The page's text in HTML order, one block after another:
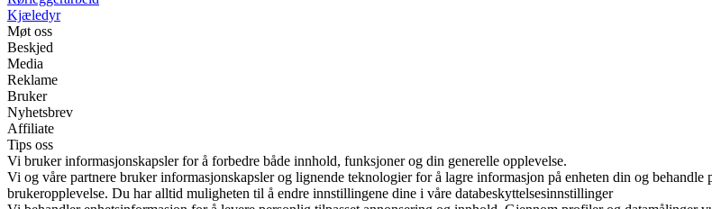
Kjæledyr
Møt oss
Beskjed
Media
Reklame
Bruker
Nyhetsbrev
Affiliate
Tips oss
Vi bruker informasjonskapsler for å forbedre både innhold, funksjoner og din generelle opplevelse.
Vi og våre partnere bruker informasjonskapsler og lignende teknologier for å lagre informasjon på enheten din og
brukeropplevelse. Du har alltid muligheten til å endre innstillingene dine i våre databeskyttelsesinnstillinger